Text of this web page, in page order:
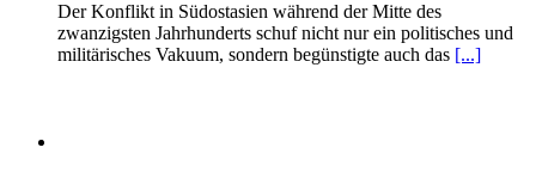
Der Konflikt in Südostasien während der Mitte des
zwanzigsten Jahrhunderts schuf nicht nur ein politisches und
militärisches Vakuum, sondern begünstigte auch das [...]